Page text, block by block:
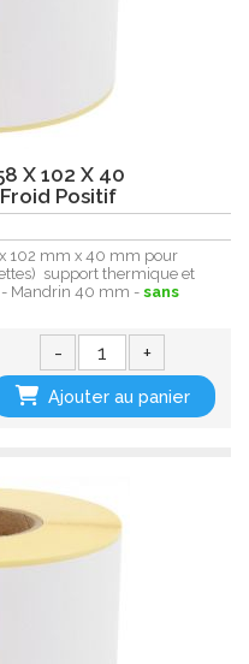
X 102 X 40
Positif
102 mm x 40 mm pour
support thermique et
- Mandrin 40 mm - sans
- +
Ajouter au panier